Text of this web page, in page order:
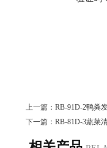
上一篇： RB-91D-2鸭粪
下一篇： RB-81D-3蔬菜